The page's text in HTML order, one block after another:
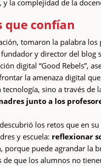
y la complejidad de la
que confían
tomaron la palabra los
y director del blog
digital “Good Rebels”,
la amenaza digital
tecnología, sino a través de
junto a los
los retos que en
y escuela: reflexionar
, porque puede agrandar la
de que los alumnos no